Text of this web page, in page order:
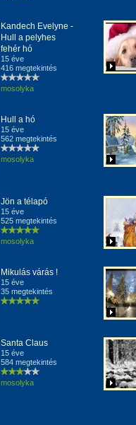
Kandech Evelyne -
Hull a pelyhes
fehér hó
15 éve
416 megtekintés
mosolyka
Hull a hó
15 éve
562 megtekintés
mosolyka
Jön a télapó
15 éve
525 megtekintés
mosolyka
Mikulás várás !
15 éve
35 megtekintés
Santa Claus
15 éve
584 megtekintés
mosolyka